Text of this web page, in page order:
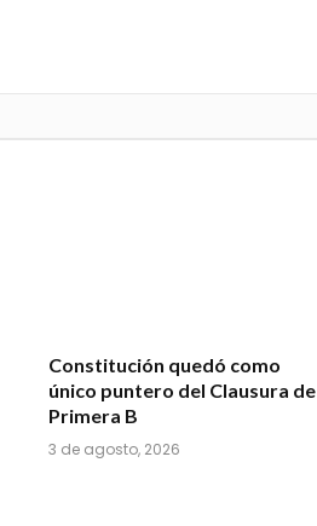
Constitución quedó como
único puntero del Clausura de
Primera B
3 de agosto, 2026